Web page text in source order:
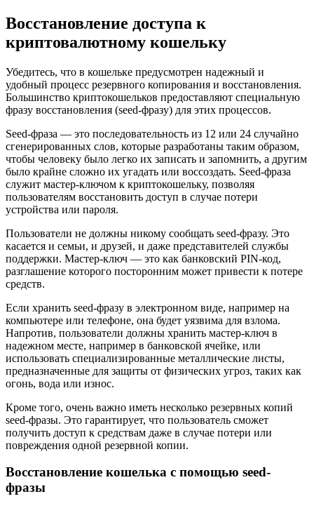
Восстановление доступа к
криптовалютному кошельку
Убедитесь, что в кошельке предусмотрен надежный и
удобный процесс резервного копирования и восстановления.
Большинство криптокошельков предоставляют специальную
фразу восстановления (seed-фразу) для этих процессов.
Seed-фраза — это последовательность из 12 или 24 случайно
сгенерированных слов, которые разработаны таким образом,
чтобы человеку было легко их записать и запомнить, а другим
было крайне сложно их угадать или воссоздать. Seed-фраза
служит мастер-ключом к криптокошельку, позволяя
пользователям восстановить доступ в случае потери
устройства или пароля.
Пользователи не должны никому сообщать seed-фразу. Это
касается и семьи, и друзей, и даже представителей службы
поддержки. Мастер-ключ — это как банковский PIN-код,
разглашение которого посторонним может привести к потере
средств.
Если хранить seed-фразу в электронном виде, например на
компьютере или телефоне, она будет уязвима для взлома.
Напротив, пользователи должны хранить мастер-ключ в
надежном месте, например в банковской ячейке, или
использовать специализированные металлические листы,
предназначенные для защиты от физических угроз, таких как
огонь, вода или износ.
Кроме того, очень важно иметь несколько резервных копий
seed-фразы. Это гарантирует, что пользователь сможет
получить доступ к средствам даже в случае потери или
повреждения одной резервной копии.
Восстановление кошелька с помощью seed-
фразы